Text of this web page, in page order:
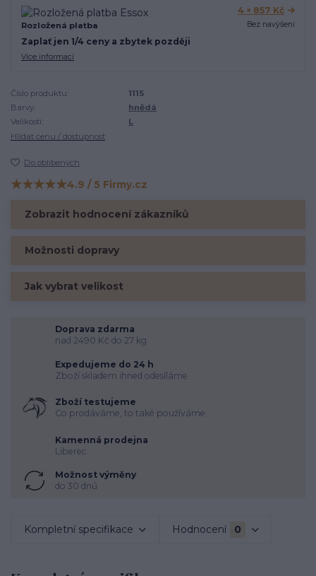
Rozložená platba
4 × 857 Kč
Bez navýšení
Zaplať jen 1/4 ceny a zbytek později
Více informací
Číslo produktu:
1115
Barvy:
hnědá
Velikosti:
L
Hlídat cenu / dostupnost
Do oblíbených
Hodnocení na Firmy.cz
★★★★★4.9 / 5 Firmy.cz
Zobrazit hodnocení zákazníků
Možnosti dopravy
Jak vybrat velikost
Doprava zdarma
nad 2490 Kč do 27 kg
Expedujeme do 24 h
Zboží skladem ihned odesíláme
Zboží testujeme
Co prodáváme, to také používáme
Kamenná prodejna
Liberec
Možnost výměny
do 30 dnů
Kompletní specifikace Hodnocení 0